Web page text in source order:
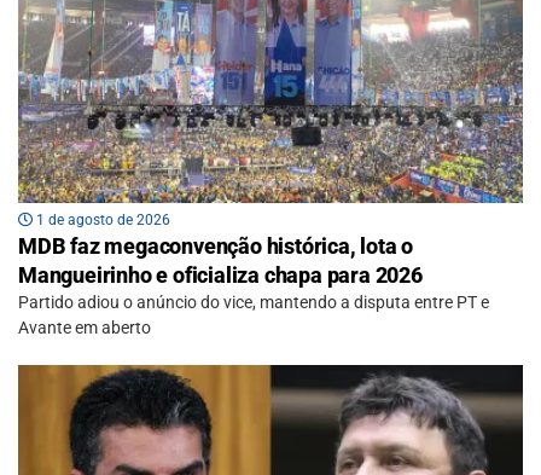
1 de agosto de 2026
MDB faz megaconvenção histórica, lota o
Mangueirinho e oficializa chapa para 2026
Partido adiou o anúncio do vice, mantendo a disputa entre PT e
Avante em aberto